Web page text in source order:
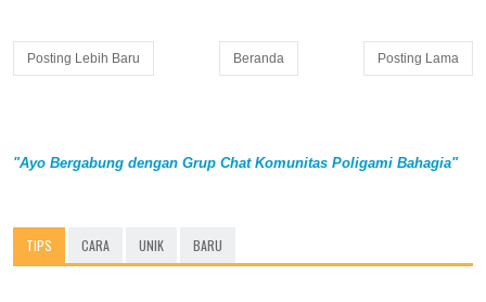
Posting Lebih Baru Posting Lama
Beranda
"Ayo Bergabung dengan Grup Chat Komunitas Poligami Bahagia"
TIPS CARA UNIK BARU